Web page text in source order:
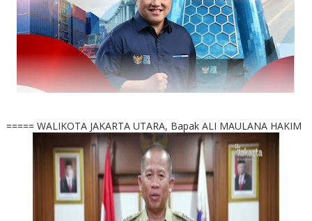
===== WALIKOTA JAKARTA UTARA, Bapak ALI MAULANA HAKIM